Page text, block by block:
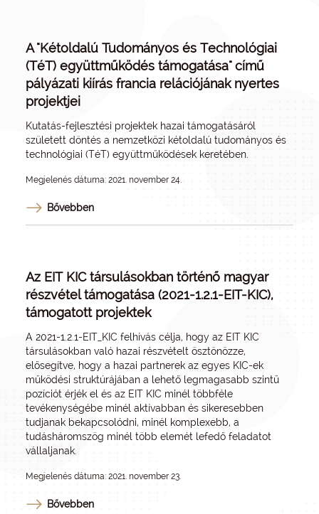
A "Kétoldalú Tudományos és Technológiai
(TéT) együttműködés támogatása" című
pályázati kiírás francia relációjának nyertes
projektjei
Kutatás-fejlesztési projektek hazai támogatásáról
született döntés a nemzetközi kétoldalú tudományos és
technológiai (TéT) együttműködések keretében.
Megjelenés dátuma: 2021. november 24.
Bővebben
Az EIT KIC társulásokban történő magyar
részvétel támogatása (2021-1.2.1-EIT-KIC),
támogatott projektek
A 2021-1.2.1-EIT_KIC felhívás célja, hogy az EIT KIC
társulásokban való hazai részvételt ösztönözze,
elősegítve, hogy a hazai partnerek az egyes KIC-ek
működési struktúrájában a lehető legmagasabb szintű
pozíciót érjék el és az EIT KIC minél többféle
tevékenységébe minél aktívabban és sikeresebben
tudjanak bekapcsolódni, minél komplexebb, a
tudásháromszög minél több elemét lefedő feladatot
vállaljanak.
Megjelenés dátuma: 2021. november 23.
Bővebben